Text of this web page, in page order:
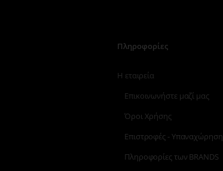
Πληροφορίες
Η εταιρεία
Επικοινωνήστε μαζί μας
Όροι Χρήσης
Επιστροφές - Υπαναχώρηση
Πληροφορίες των BRANDS